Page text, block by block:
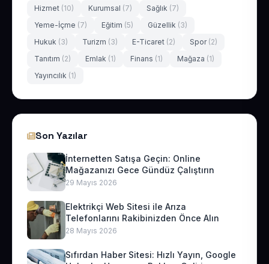
Hizmet (10) Kurumsal (7) Sağlık (7)
Yeme-İçme (7) Eğitim (5) Güzellik (3)
Hukuk (3) Turizm (3) E-Ticaret (2) Spor (2)
Tanıtım (2) Emlak (1) Finans (1) Mağaza (1)
Yayıncılık (1)
Son Yazılar
İnternetten Satışa Geçin: Online
Mağazanızı Gece Gündüz Çalıştırın
29 Mayıs 2026
Elektrikçi Web Sitesi ile Arıza
Telefonlarını Rakibinizden Önce Alın
28 Mayıs 2026
Sıfırdan Haber Sitesi: Hızlı Yayın, Google